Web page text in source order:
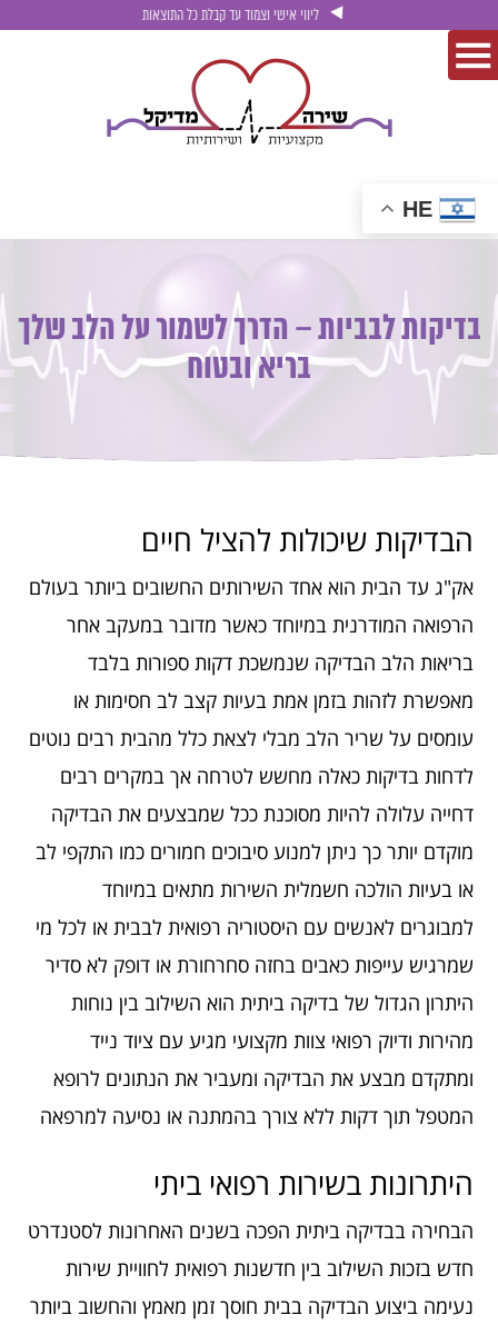
ליווי אישי וצמוד עד קבלת כל התוצאות
HE
בדיקות לבביות – הדרך לשמור על הלב שלך
בריא ובטוח
הבדיקות שיכולות להציל חיים
אק"ג עד הבית הוא אחד השירותים החשובים ביותר בעולם
הרפואה המודרנית במיוחד כאשר מדובר במעקב אחר
בריאות הלב הבדיקה שנמשכת דקות ספורות בלבד
מאפשרת לזהות בזמן אמת בעיות קצב לב חסימות או
עומסים על שריר הלב מבלי לצאת כלל מהבית רבים נוטים
לדחות בדיקות כאלה מחשש לטרחה אך במקרים רבים
דחייה עלולה להיות מסוכנת ככל שמבצעים את הבדיקה
מוקדם יותר כך ניתן למנוע סיבוכים חמורים כמו התקפי לב
או בעיות הולכה חשמלית השירות מתאים במיוחד
למבוגרים לאנשים עם היסטוריה רפואית לבבית או לכל מי
שמרגיש עייפות כאבים בחזה סחרחורת או דופק לא סדיר
היתרון הגדול של בדיקה ביתית הוא השילוב בין נוחות
מהירות ודיוק רפואי צוות מקצועי מגיע עם ציוד נייד
ומתקדם מבצע את הבדיקה ומעביר את הנתונים לרופא
המטפל תוך דקות ללא צורך בהמתנה או נסיעה למרפאה
היתרונות בשירות רפואי ביתי
הבחירה בבדיקה ביתית הפכה בשנים האחרונות לסטנדרט
חדש בזכות השילוב בין חדשנות רפואית לחוויית שירות
נעימה ביצוע הבדיקה בבית חוסך זמן מאמץ והחשוב ביותר